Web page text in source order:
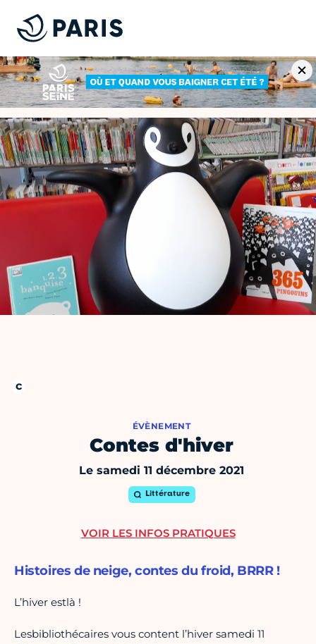
ÉVÈNEMENT
Contes d'hiver
Le samedi 11 décembre 2021
Littérature
Histoires de neige, contes du froid, BRRR !
L’hiver estlà !
Lesbibliothécaires vous content l’hiver samedi 11
VOIR LES INFOS PRATIQUES